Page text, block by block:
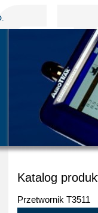
Katalog
Przetwornik T3511